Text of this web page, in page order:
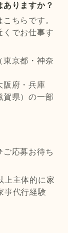
りますか？
ちらです。
くでお仕事す
東京都・神奈
阪府・兵庫
賀県）の一部
ご応募お待ち
上主体的に家
事代行経験